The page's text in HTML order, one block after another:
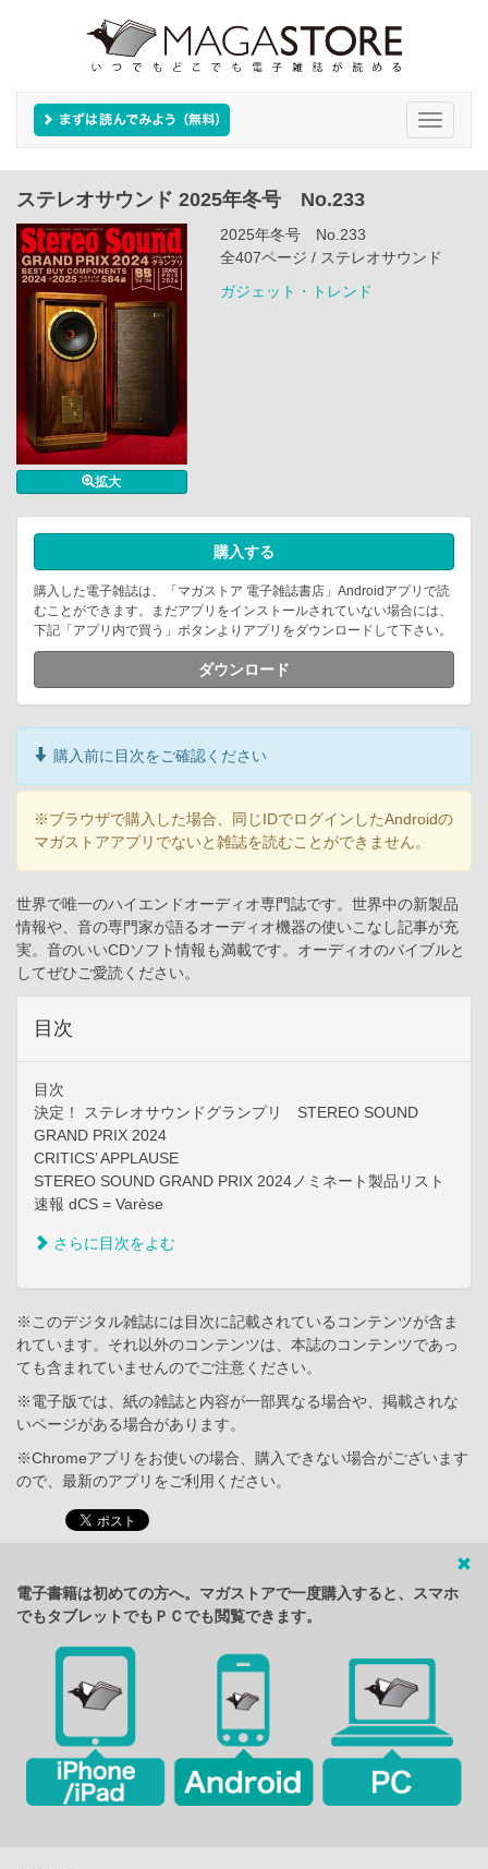
Toggle
ステレオサウンド 2025年冬号 No.233
拡大
2025年冬号 No.233
全407ページ / ステレオサウンド
ガジェット・トレンド
購入する
購入した電子雑誌は、「マガストア 電子雑誌書店」Androidアプリで読
むことができます。まだアプリをインストールされていない場合には、
下記「アプリ内で買う」ボタンよりアプリをダウンロードして下さい。
ダウンロード
購入前に目次をご確認ください
※ブラウザで購入した場合、同じIDでログインしたAndroidの
マガストアアプリでないと雑誌を読むことができません。
世界で唯一のハイエンドオーディオ専門誌です。世界中の新製品
情報や、音の専門家が語るオーディオ機器の使いこなし記事が充
実。音のいいCDソフト情報も満載です。オーディオのバイブルと
してぜひご愛読ください。
目次
目次
決定！ ステレオサウンドグランプリ STEREO SOUND
GRAND PRIX 2024
CRITICS’ APPLAUSE
STEREO SOUND GRAND PRIX 2024ノミネート製品リスト
速報 dCS = Varèse
さらに目次をよむ
※このデジタル雑誌には目次に記載されているコンテンツが含ま
れています。それ以外のコンテンツは、本誌のコンテンツであっ
ても含まれていませんのでご注意ください。
※電子版では、紙の雑誌と内容が一部異なる場合や、掲載されな
いページがある場合があります。
※Chromeアプリをお使いの場合、購入できない場合がございます
ので、最新のアプリをご利用ください。
電子書籍は初めての方へ。マガストアで一度購入すると、スマホ
でもタブレットでもＰＣでも閲覧できます。